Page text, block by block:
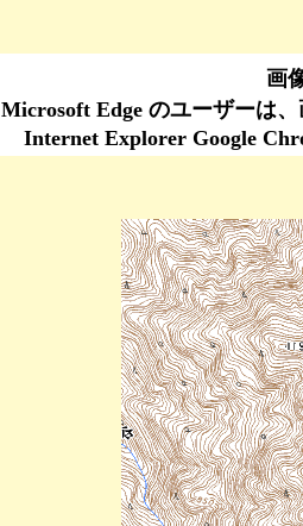
画
Microsoft Edge のユーザーは
Internet Explorer Google